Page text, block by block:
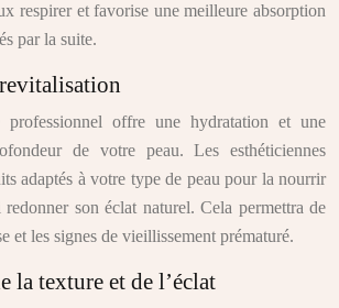
respirer et favorise une meilleure absorption
par la suite.
offre une hydratation et une
de votre peau. Les esthéticiennes
adaptés à votre type de peau pour la nourrir
son éclat naturel. Cela permettra de
et les signes de vieillissement prématuré.
la texture et de l’éclat